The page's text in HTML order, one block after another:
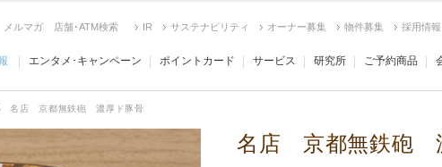
メルマガ 店舗･ATM検索 IR サステナビリティ オーナー募集 物件募集 採用情報
エンタメ･キャンペーン ポイントカード サービス 研究所 ご予約商品
名店 京都無鉄砲 濃厚ド豚骨
名店 京都無鉄砲